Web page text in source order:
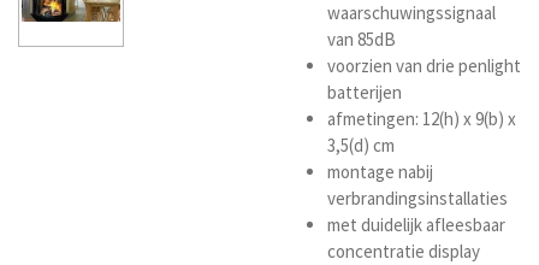
waarschuwingssignaal
van 85dB
voorzien van drie penlight
batterijen
afmetingen: 12(h) x 9(b) x
3,5(d) cm
montage nabij
verbrandingsinstallaties
met duidelijk afleesbaar
concentratie display